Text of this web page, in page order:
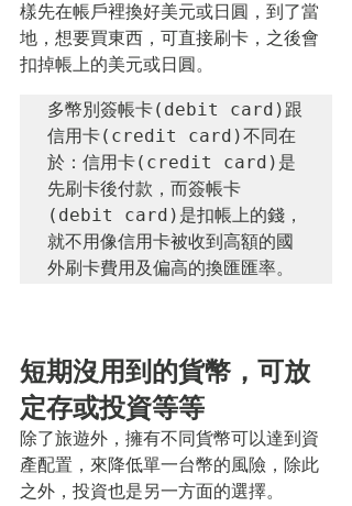
樣先在帳戶裡換好美元或日圓，到了當
地，想要買東西，可直接刷卡，之後會
扣掉帳上的美元或日圓。
多幣別簽帳卡(debit card)跟
信用卡(credit card)不同在
於：信用卡(credit card)是
先刷卡後付款，而簽帳卡
(debit card)是扣帳上的錢，
就不用像信用卡被收到高額的國
外刷卡費用及偏高的換匯匯率。
短期沒用到的貨幣，可放
定存或投資等等
除了旅遊外，擁有不同貨幣可以達到資
產配置，來降低單一台幣的風險，除此
之外，投資也是另一方面的選擇。